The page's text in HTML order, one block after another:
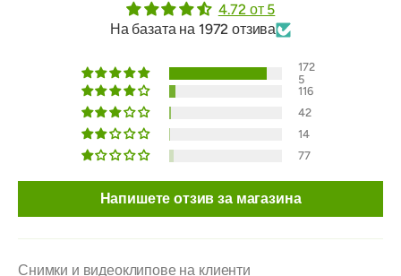
4.72 от 5
На базата на 1972 отзива
172
5
116
42
14
77
Напишете отзив за магазина
Снимки и видеоклипове на клиенти